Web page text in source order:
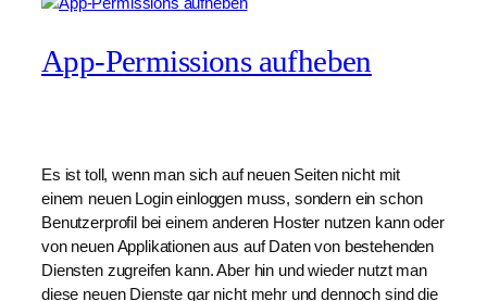
App-Permissions aufheben
Es ist toll, wenn man sich auf neuen Seiten nicht mit
einem neuen Login einloggen muss, sondern ein schon
Benutzerprofil bei einem anderen Hoster nutzen kann oder
von neuen Applikationen aus auf Daten von bestehenden
Diensten zugreifen kann. Aber hin und wieder nutzt man
diese neuen Dienste gar nicht mehr und dennoch sind die